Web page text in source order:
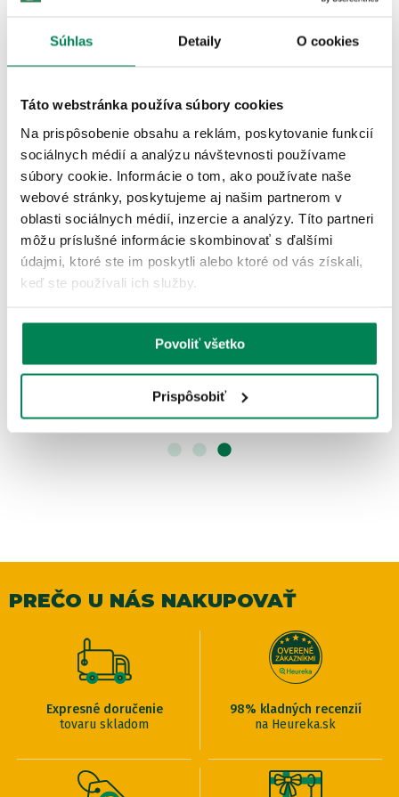
Súhlas Detaily O cookies
Táto webstránka používa súbory cookies
Na prispôsobenie obsahu a reklám, poskytovanie funkcií
sociálnych médií a analýzu návštevnosti používame
súbory cookie. Informácie o tom, ako používate naše
webové stránky, poskytujeme aj našim partnerom v
oblasti sociálnych médií, inzercie a analýzy. Títo partneri
môžu príslušné informácie skombinovať s ďalšími
údajmi, ktoré ste im poskytli alebo ktoré od vás získali,
keď ste používali ich služby.
Povoliť všetko
Prispôsobiť
univerzálne využitie vo všetkých vodách sú vhodné na veľa druhov
Zobraziť viac
ĎALŠIE PRODUKTY TEJ ISTEJ
ZNAČKY
Akcia -10%
Carp Zoom Olovo PVA Bag Long
Skladom/ u vás už 11.08.
OD 2.25 €
PREČO U NÁS NAKUPOVAŤ
Expresné doručenie
tovaru skladom
98% kladných recenzií
na Heureka.sk